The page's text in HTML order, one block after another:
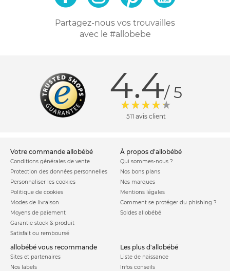
Partagez-nous vos trouvailles
avec le #allobebe
4.4/ 5
511 avis client
votre commande allobébé
Conditions générales de vente
Protection des données personnelles
Personnaliser les cookies
Politique de cookies
Modes de livraison
Moyens de paiement
Garantie stock & produit
Satisfait ou remboursé
à propos d'allobébé
Qui sommes-nous ?
Nos bons plans
Nos marques
Mentions légales
Comment se protéger du phishing ?
Soldes allobébé
allobébé vous recommande
Sites et partenaires
Nos labels
les plus d'allobébé
Liste de naissance
Infos conseils